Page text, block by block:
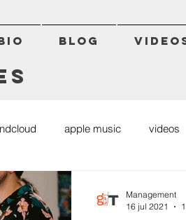
BLOG
apple music videos
Management
16 jul 2021